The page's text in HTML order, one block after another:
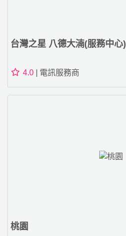
台灣之星 八德大湳(服務中心)
4.0 | 電訊服務商
桃園